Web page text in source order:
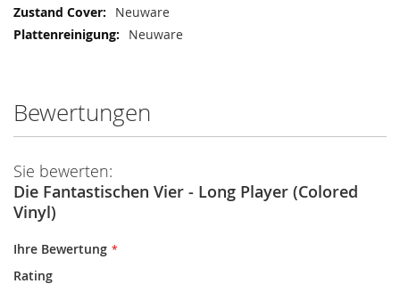
Neuware
Neuware
Bewertungen
Sie bewerten:
Die Fantastischen Vier - Long Player (Colored
Vinyl)
Ihre Bewertung
Rating